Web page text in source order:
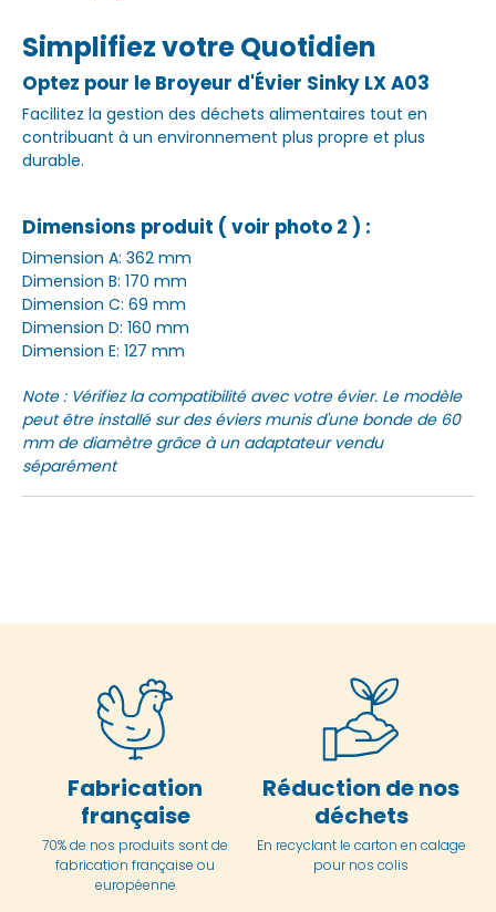
Simplifiez votre Quotidien
Optez pour le Broyeur d'Évier Sinky LX A03
Facilitez la gestion des déchets alimentaires tout en
contribuant à un environnement plus propre et plus
durable.
Dimensions produit ( voir photo 2 ) :
Dimension A: 362 mm
Dimension B: 170 mm
Dimension C: 69 mm
Dimension D: 160 mm
Dimension E: 127 mm
Note : Vérifiez la compatibilité avec votre évier. Le modèle
peut être installé sur des éviers munis d'une bonde de 60
mm de diamètre grâce à un adaptateur vendu
séparément
Fabrication
française
70% de nos produits sont de
fabrication française ou
européenne
Réduction de nos
déchets
En recyclant le carton en calage
pour nos colis